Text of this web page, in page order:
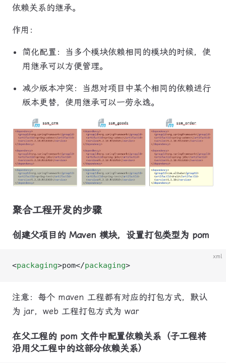
依赖关系的继承。
作用：
简化配置：当多个模块依赖相同的模块的时候，使
用继承可以方便管理。
减少版本冲突：当想对项目中某个相同的依赖进行
版本更替，使用继承可以一劳永逸。
聚合工程开发的步骤
创建父项目的 Maven 模块，设置打包类型为 pom
xml
<packaging>pom</packaging>
注意：每个 maven 工程都有对应的打包方式，默认
为 jar，web 工程打包方式为 war
在父工程的 pom 文件中配置依赖关系（子工程将
沿用父工程中的这部分依赖关系）